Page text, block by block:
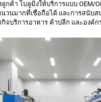
กค้า โบลูมิงให้บริการแบบ OEM/
วนมากที่เชื่อถือได้ และการสนับ
จบริการอาหาร ค้าปลีก และองค์ก